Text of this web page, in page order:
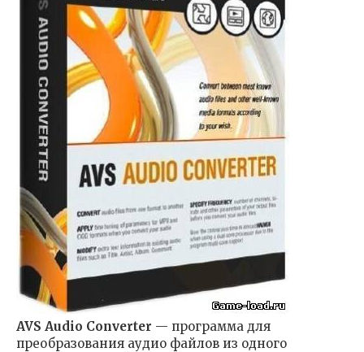
AVS Audio Converter — программа для
преобразования аудио файлов из одного